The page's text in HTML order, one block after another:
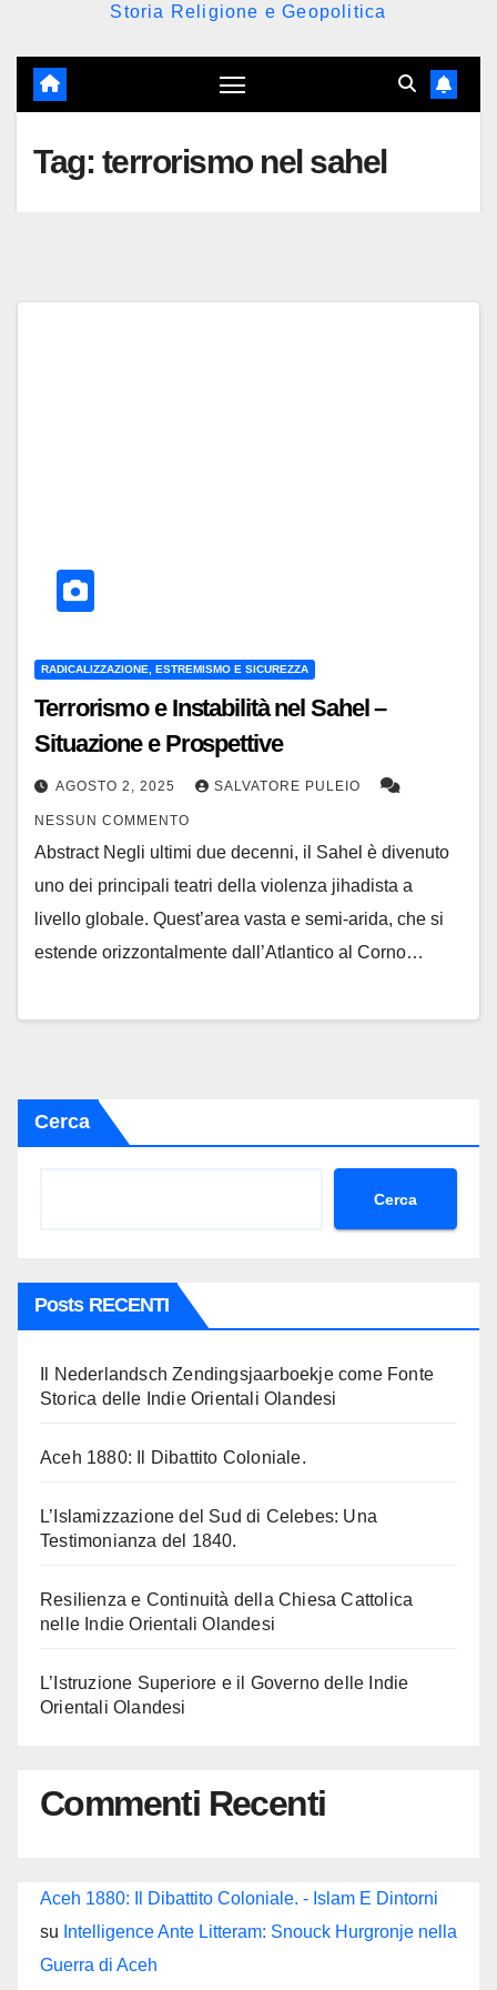
Storia Religione e Geopolitica
Tag: terrorismo nel sahel
RADICALIZZAZIONE, ESTREMISMO E SICUREZZA
Terrorismo e Instabilità nel Sahel –
Situazione e Prospettive
AGOSTO 2, 2025 SALVATORE PULEIO
NESSUN COMMENTO
Abstract Negli ultimi due decenni, il Sahel è divenuto
uno dei principali teatri della violenza jihadista a
livello globale. Quest’area vasta e semi-arida, che si
estende orizzontalmente dall’Atlantico al Corno…
Cerca
Cerca
Posts RECENTI
Il Nederlandsch Zendingsjaarboekje come Fonte
Storica delle Indie Orientali Olandesi
Aceh 1880: Il Dibattito Coloniale.
L’Islamizzazione del Sud di Celebes: Una
Testimonianza del 1840.
Resilienza e Continuità della Chiesa Cattolica
nelle Indie Orientali Olandesi
L’Istruzione Superiore e il Governo delle Indie
Orientali Olandesi
Commenti Recenti
Aceh 1880: Il Dibattito Coloniale. - Islam E Dintorni
su Intelligence Ante Litteram: Snouck Hurgronje nella
Guerra di Aceh